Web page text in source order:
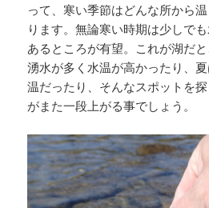
って、寒い季節はどんな所から
ります。無論寒い時期は少しで
あるところが有望。これが湖だ
湧水が多く水温が高かったり、
温だったり、そんなスポットを
がまた一段上がる事でしょう。